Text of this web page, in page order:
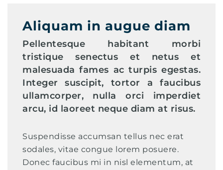
Aliquam in augue diam
Pellentesque habitant morbi
tristique senectus et netus et
malesuada fames ac turpis egestas.
Integer suscipit, tortor a faucibus
ullamcorper, nulla orci imperdiet
arcu, id laoreet neque diam at risus.
Suspendisse accumsan tellus nec erat
sodales, vitae congue lorem posuere.
Donec faucibus mi in nisl elementum, at